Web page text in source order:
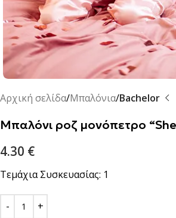
Αρχική σελίδα Μπαλόνια Bachelor
Μπαλόνι ροζ μονόπετρο “She
4.30 €
Τεμάχια Συσκευασίας: 1